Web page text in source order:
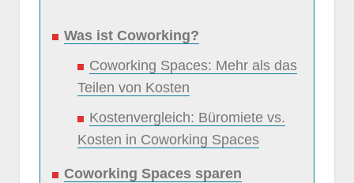
Was ist Coworking?
Coworking Spaces: Mehr als das
Teilen von Kosten
Kostenvergleich: Büromiete vs.
Kosten in Coworking Spaces
Coworking Spaces sparen